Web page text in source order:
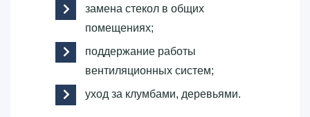
замена стекол в общих
помещениях;
поддержание работы
вентиляционных систем;
уход за клумбами, деревьями.